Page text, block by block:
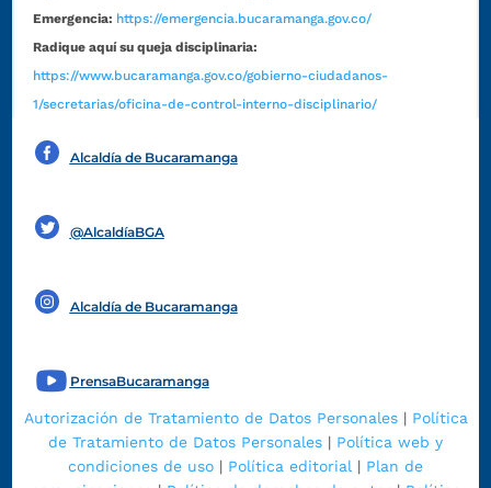
Emergencia: https://emergencia.bucaramanga.gov.co/
Radique aquí su queja disciplinaria:
https://www.bucaramanga.gov.co/gobierno-ciudadanos-
1/secretarias/oficina-de-control-interno-disciplinario/
Alcaldía de Bucaramanga
@AlcaldíaBGA
Alcaldía de Bucaramanga
PrensaBucaramanga
Autorización de Tratamiento de Datos Personales| Política
de Tratamiento de Datos Personales | Política web y
condiciones de uso | Política editorial | Plan de